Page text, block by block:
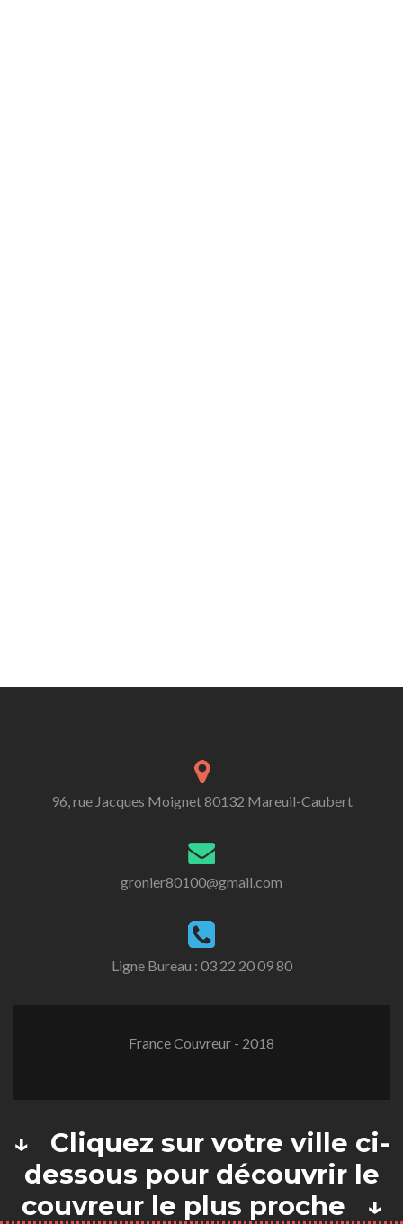
96, rue Jacques Moignet 80132 Mareuil-Caubert
gronier80100@gmail.com
Ligne Bureau : 03 22 20 09 80
France Couvreur - 2018
↓ Cliquez sur votre ville ci-
dessous pour découvrir le
couvreur le plus proche ↓